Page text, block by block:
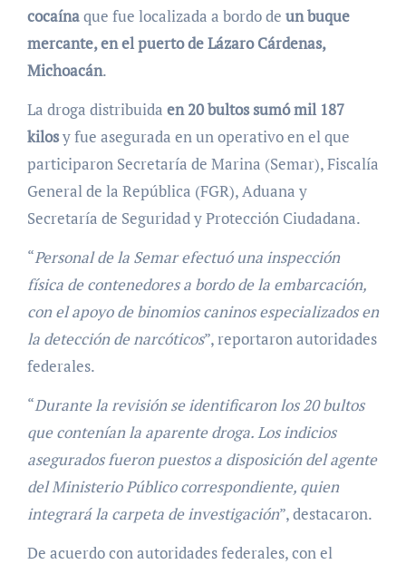
cocaínaque fue localizada a bordo de un buque
mercante, en el puerto de Lázaro Cárdenas,
Michoacán.
La droga distribuida en 20 bultos sumó mil 187
kilosy fue asegurada en un operativo en el que
participaron Secretaría de Marina (Semar), Fiscalía
General de la República (FGR), Aduana y
Secretaría de Seguridad y Protección Ciudadana.
“Personal de la Semar efectuó una inspección
física de contenedores a bordo de la embarcación,
con el apoyo de binomios caninos especializados en
la detección de narcóticos”, reportaron autoridades
federales.
“Durante la revisión se identificaron los 20 bultos
que contenían la aparente droga. Los indicios
asegurados fueron puestos a disposición del agente
del Ministerio Público correspondiente, quien
integrará la carpeta de investigación”, destacaron.
De acuerdo con autoridades federales, con el